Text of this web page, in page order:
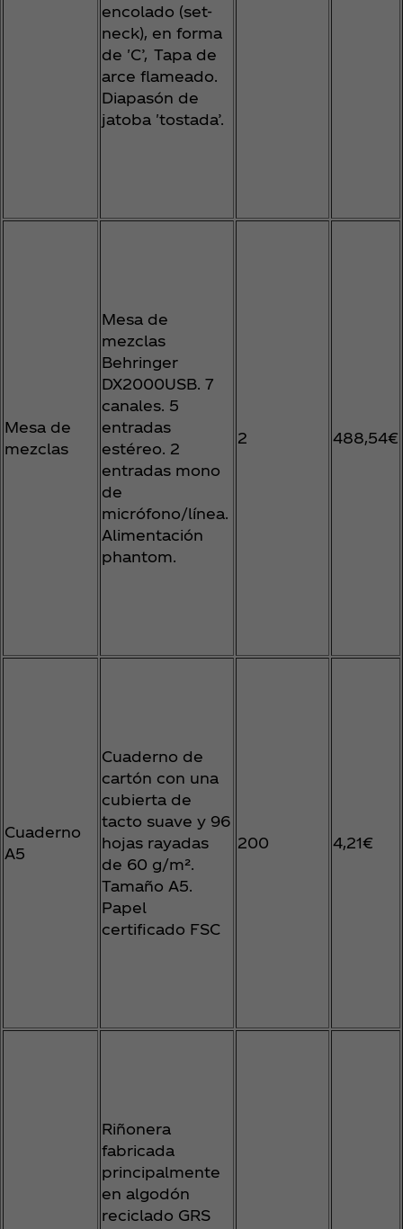
encolado (set-
neck), en forma
de 'C’, Tapa de
arce flameado.
Diapasón de
jatoba 'tostada’.
Mesa de
mezclas
Mesa de
mezclas
Behringer
DX2000USB. 7
canales. 5
entradas
estéreo. 2
entradas mono
de
micrófono/línea.
Alimentación
phantom.
2 488,54€
Cuaderno
A5
Cuaderno de
cartón con una
cubierta de
tacto suave y 96
hojas rayadas
de 60 g/m².
Tamaño A5.
Papel
certificado FSC
200 4,21€
Riñonera
fabricada
principalmente
en algodón
reciclado GRS